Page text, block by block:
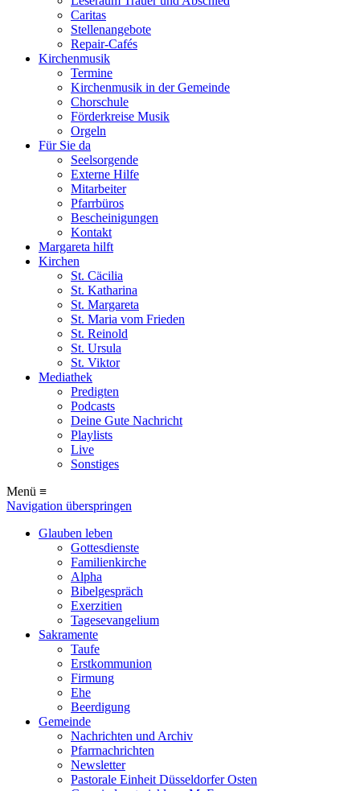
Caritas
Stellenangebote
Repair-Cafés
Kirchenmusik
Termine
Kirchenmusik in der Gemeinde
Chorschule
Förderkreise Musik
Orgeln
Für Sie da
Seelsorgende
Externe Hilfe
Mitarbeiter
Pfarrbüros
Bescheinigungen
Kontakt
Margareta hilft
Kirchen
St. Cäcilia
St. Katharina
St. Margareta
St. Maria vom Frieden
St. Reinold
St. Ursula
St. Viktor
Mediathek
Predigten
Podcasts
Deine Gute Nachricht
Playlists
Live
Sonstiges
Menü ≡
Navigation überspringen
Glauben leben
Gottesdienste
Familienkirche
Alpha
Bibelgespräch
Exerzitien
Tagesevangelium
Sakramente
Taufe
Erstkommunion
Firmung
Ehe
Beerdigung
Gemeinde
Nachrichten und Archiv
Pfarrnachrichten
Newsletter
Pastorale Einheit Düsseldorfer Osten